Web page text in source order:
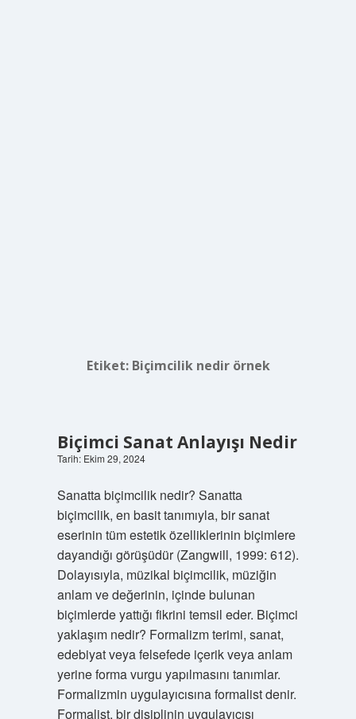
Etiket: Biçimcilik nedir örnek
Biçimci Sanat Anlayışı Nedir
Tarih: Ekim 29, 2024
Sanatta biçimcilik nedir? Sanatta
biçimcilik, en basit tanımıyla, bir sanat
eserinin tüm estetik özelliklerinin biçimlere
dayandığı görüşüdür (Zangwill, 1999: 612).
Dolayısıyla, müzikal biçimcilik, müziğin
anlam ve değerinin, içinde bulunan
biçimlerde yattığı fikrini temsil eder. Biçimci
yaklaşım nedir? Formalizm terimi, sanat,
edebiyat veya felsefede içerik veya anlam
yerine forma vurgu yapılmasını tanımlar.
Formalizmin uygulayıcısına formalist denir.
Formalist, bir disiplinin uygulayıcısı